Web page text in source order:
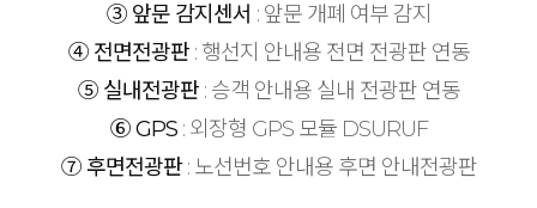
③ 앞문 감지센서 : 앞문 개폐 여부 감지
④ 전면전광판: 행선지 안내용 전면 전광판 연동
⑤ 실내전광판: 승객 안내용 실내 전광판 연동
⑥ GPS: 외장형 GPS 모듈 DSURUF
⑦ 후면전광판: 노선번호 안내용 후면 안내전광판